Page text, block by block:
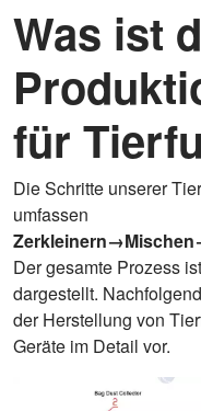
Was ist
für
Die Schritte unserer
umfassen
Der gesamte Prozess
dargestellt.
der Herstellung von
Geräte im Detail vor.